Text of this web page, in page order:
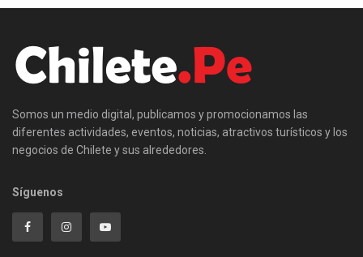
Somos un medio digital, publicamos y promocionamos las
diferentes actividades, eventos, noticias, atractivos turísticos y los
negocios de Chilete y sus alrededores.
Síguenos